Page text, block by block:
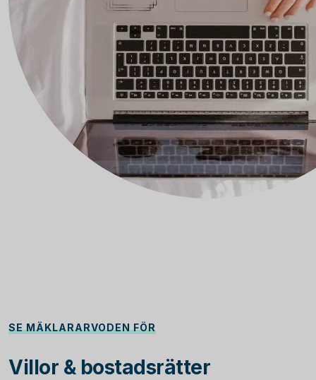
SE MÄKLARARVODEN FÖR
Villor & bostadsrätter